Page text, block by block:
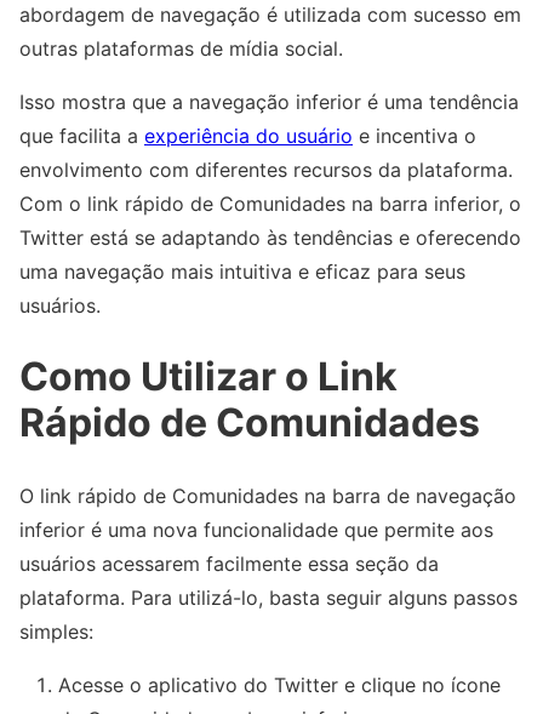
abordagem de navegação é utilizada com sucesso em
outras plataformas de mídia social.
Isso mostra que a navegação inferior é uma tendência
que facilita a experiência do usuário e incentiva o
envolvimento com diferentes recursos da plataforma.
Com o link rápido de Comunidades na barra inferior, o
Twitter está se adaptando às tendências e oferecendo
uma navegação mais intuitiva e eficaz para seus
usuários.
Como Utilizar o Link
Rápido de Comunidades
O link rápido de Comunidades na barra de navegação
inferior é uma nova funcionalidade que permite aos
usuários acessarem facilmente essa seção da
plataforma. Para utilizá-lo, basta seguir alguns passos
simples:
Acesse o aplicativo do Twitter e clique no ícone